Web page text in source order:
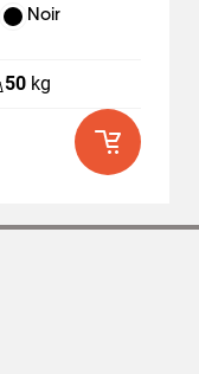
Noir
50 kg